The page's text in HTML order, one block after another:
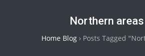
Northern
Home Blog › Posts Tagged